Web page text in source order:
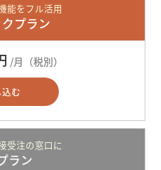
能をフル活用
プラン
/月（税別）
む
受注の窓口に
ラン